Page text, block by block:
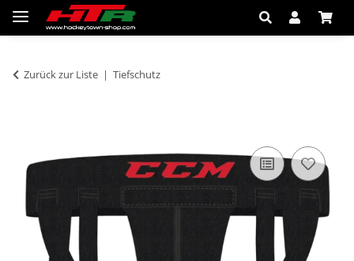
Zurück zur Liste Tiefschutz